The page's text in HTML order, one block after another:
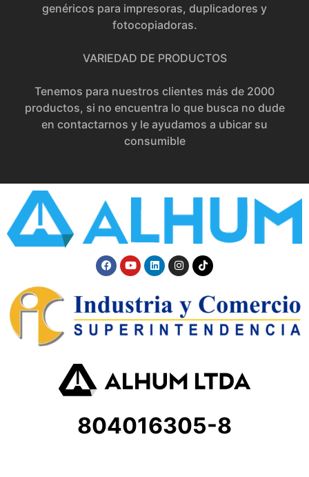
genéricos para impresoras, duplicadores y
fotocopiadoras.
VARIEDAD DE PRODUCTOS
Tenemos para nuestros clientes más de 2000
productos, si no encuentra lo que busca no dude
en contactarnos y le ayudamos a ubicar su
consumible
804016305-8